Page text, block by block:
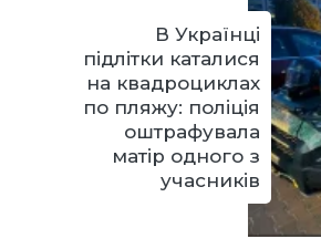
В Українці
підлітки каталися
на квадроциклах
по пляжу: поліція
оштрафувала
матір одного з
учасників